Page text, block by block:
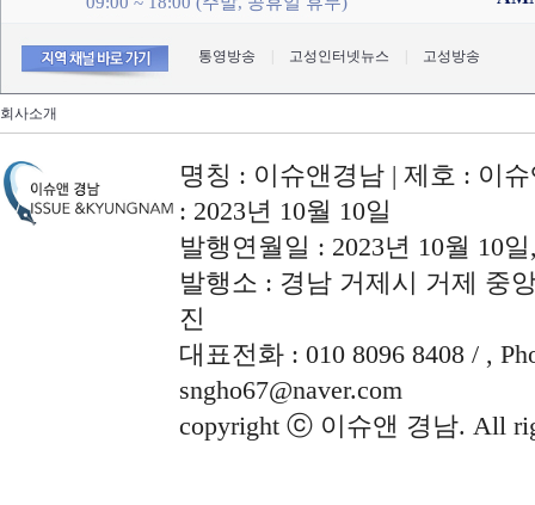
통영방송 고성인터넷뉴스 고성방송
회사소개
명칭 : 이슈앤경남 | 제호 : 이
: 2023년 10월 10일
발행연월일 : 2023년 10월 10
발행소 : 경남 거제시 거제 중
진
대표전화 : 010 8096 8408 / ,
sngho67@naver.com
copyright ⓒ 이슈앤 경남. All